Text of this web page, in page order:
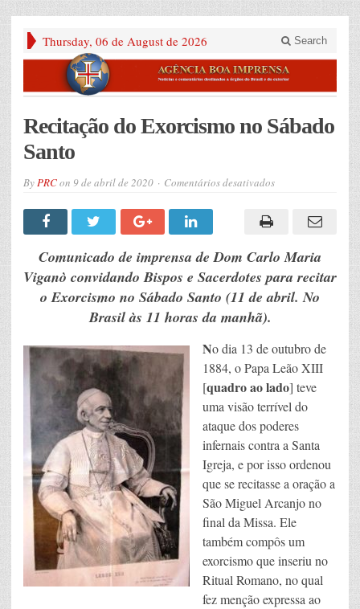
Thursday, 06 de August de 2026 Search
Recitação do Exorcismo no Sábado
Santo
ByPRCon 9 de abril de 2020 Comentários desativadosem
Exorcismo
Santo
Comunicado de imprensa de Dom Carlo Maria
Viganò convidando Bispos e Sacerdotes para recitar
o Exorcismo no Sábado Santo (11 de abril. No
Brasil às 11 horas da manhã).
No dia 13 de outubro de
1884, o Papa Leão XIII
[quadro ao lado] teve
uma visão terrível do
ataque dos poderes
infernais contra a Santa
Igreja, e por isso ordenou
que se recitasse a oração a
São Miguel Arcanjo no
final da Missa. Ele
também compôs um
exorcismo que inseriu no
Ritual Romano, no qual
fez menção expressa ao